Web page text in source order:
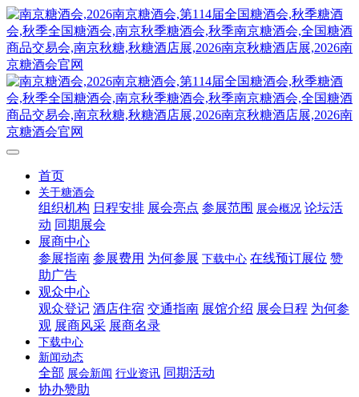
首页
关于糖酒会
组织机构 日程安排 展会亮点 参展范围 展会概况 论坛活
动 同期展会
展商中心
参展指南 参展费用 为何参展 下载中心 在线预订展位 赞
助广告
观众中心
观众登记 酒店住宿 交通指南 展馆介绍 展会日程 为何参
观 展商风采 展商名录
下载中心
新闻动态
全部 展会新闻 行业资讯 同期活动
协办赞助